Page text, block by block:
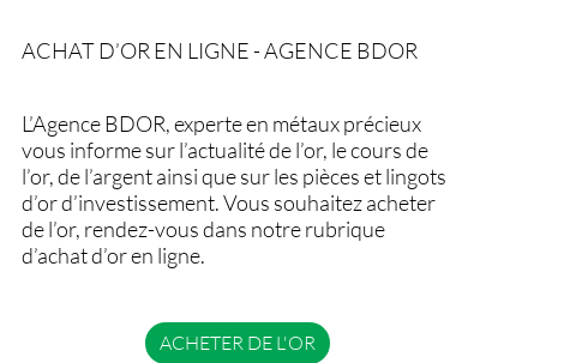
ACHAT D’OR EN LIGNE - AGENCE BDOR
L’Agence BDOR, experte en métaux précieux
vous informe sur l’actualité de l’or, le cours de
l’or, de l’argent ainsi que sur les pièces et lingots
d’or d’investissement. Vous souhaitez acheter
de l’or, rendez-vous dans notre rubrique
d’achat d’or en ligne.
ACHETER DE L'OR